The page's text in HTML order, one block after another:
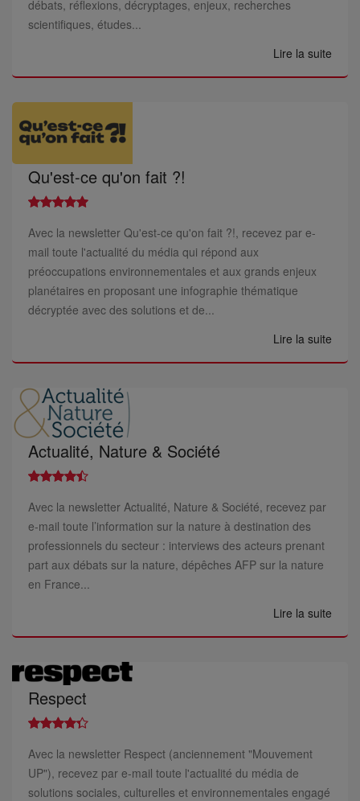
débats, réflexions, décryptages, enjeux, recherches
scientifiques, études...
Lire la suite
Qu'est-ce qu'on fait ?!
Avec la newsletter Qu'est-ce qu'on fait ?!, recevez par e-
mail toute l'actualité du média qui répond aux
préoccupations environnementales et aux grands enjeux
planétaires en proposant une infographie thématique
décryptée avec des solutions et de...
Lire la suite
Actualité, Nature & Société
Avec la newsletter Actualité, Nature & Société, recevez par
e-mail toute l’information sur la nature à destination des
professionnels du secteur : interviews des acteurs prenant
part aux débats sur la nature, dépêches AFP sur la nature
en France...
Lire la suite
Respect
Avec la newsletter Respect (anciennement "Mouvement
UP"), recevez par e-mail toute l'actualité du média de
solutions sociales, culturelles et environnementales engagé